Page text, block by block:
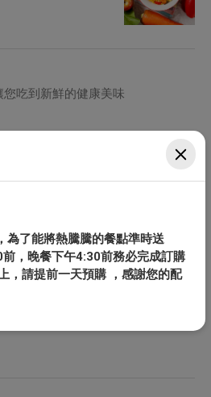
您吃到新鮮的健康美味
為了能將熱騰騰的餐點準時送
，晚餐下午4:30前務必完成訂購
，請提前一天預購 ，感謝您的配